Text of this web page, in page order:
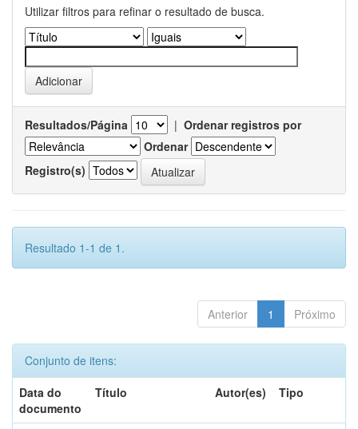
Utilizar filtros para refinar o resultado de busca.
Resultados/Página | Ordenar registros por
Ordenar
Registro(s)
Resultado 1-1 de 1.
Anterior 1 Próximo
Conjunto de itens:
Data do
documento
Título Autor(es) Tipo